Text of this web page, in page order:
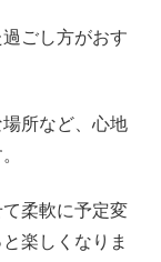
ごし方がおす
所など、心地
柔軟に予定変
楽しくなりま